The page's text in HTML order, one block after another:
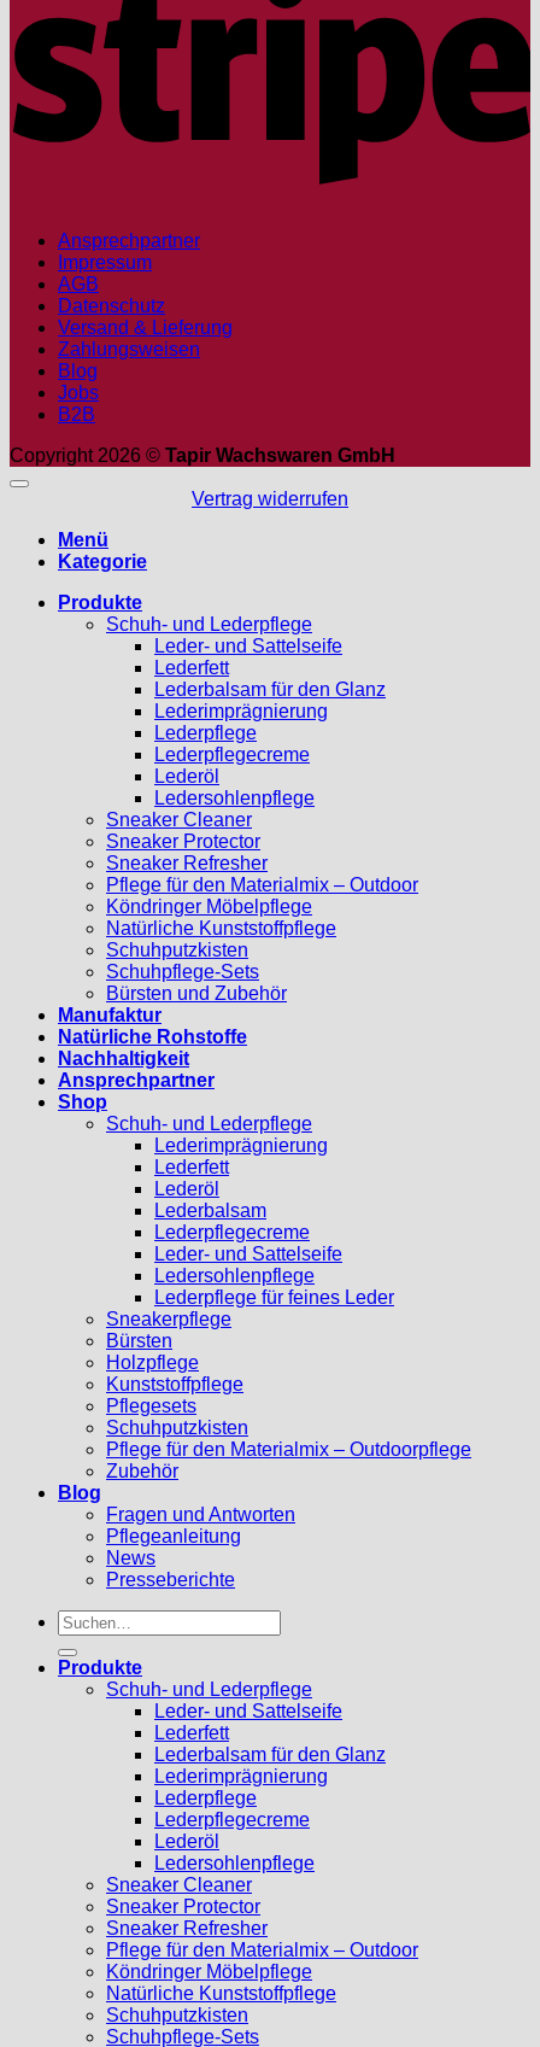
Ansprechpartner
Impressum
AGB
Datenschutz
Versand & Lieferung
Zahlungsweisen
Blog
Jobs
B2B
Copyright 2026 © Tapir Wachswaren GmbH
Vertrag widerrufen
Menü
Kategorie
Produkte
Schuh- und Lederpflege
Leder- und Sattelseife
Lederfett
Lederbalsam für den Glanz
Lederimprägnierung
Lederpflege
Lederpflegecreme
Lederöl
Ledersohlenpflege
Sneaker Cleaner
Sneaker Protector
Sneaker Refresher
Pflege für den Materialmix – Outdoor
Köndringer Möbelpflege
Natürliche Kunststoffpflege
Schuhputzkisten
Schuhpflege-Sets
Bürsten und Zubehör
Manufaktur
Natürliche Rohstoffe
Nachhaltigkeit
Ansprechpartner
Shop
Schuh- und Lederpflege
Lederimprägnierung
Lederfett
Lederöl
Lederbalsam
Lederpflegecreme
Leder- und Sattelseife
Ledersohlenpflege
Lederpflege für feines Leder
Sneakerpflege
Bürsten
Holzpflege
Kunststoffpflege
Pflegesets
Schuhputzkisten
Pflege für den Materialmix – Outdoorpflege
Zubehör
Blog
Fragen und Antworten
Pflegeanleitung
News
Presseberichte
Suchen
nach:
Produkte
Schuh- und Lederpflege
Leder- und Sattelseife
Lederfett
Lederbalsam für den Glanz
Lederimprägnierung
Lederpflege
Lederpflegecreme
Lederöl
Ledersohlenpflege
Sneaker Cleaner
Sneaker Protector
Sneaker Refresher
Pflege für den Materialmix – Outdoor
Köndringer Möbelpflege
Natürliche Kunststoffpflege
Schuhputzkisten
Schuhpflege-Sets